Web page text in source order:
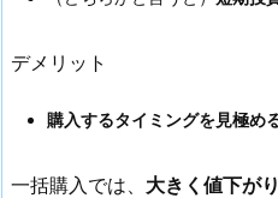
デメリット
購入するタイミングを見極め
一括購入では、 大きく値下が